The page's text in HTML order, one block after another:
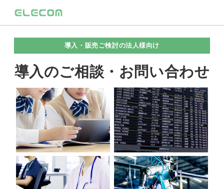
導入・販売ご検討の法人様向け
導入のご相談・お問い合わせ